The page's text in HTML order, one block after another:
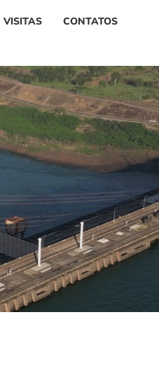
VISITAS CONTATOS